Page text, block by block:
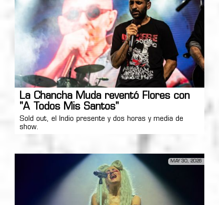
La Chancha Muda reventó Flores con
"A Todos Mis Santos"
Sold out, el Indio presente y dos horas y media de
show.
MAY 30, 2026